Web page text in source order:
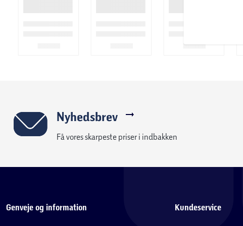
Nyhedsbrev
Få vores skarpeste priser i indbakken
Genveje og information Kundeservice